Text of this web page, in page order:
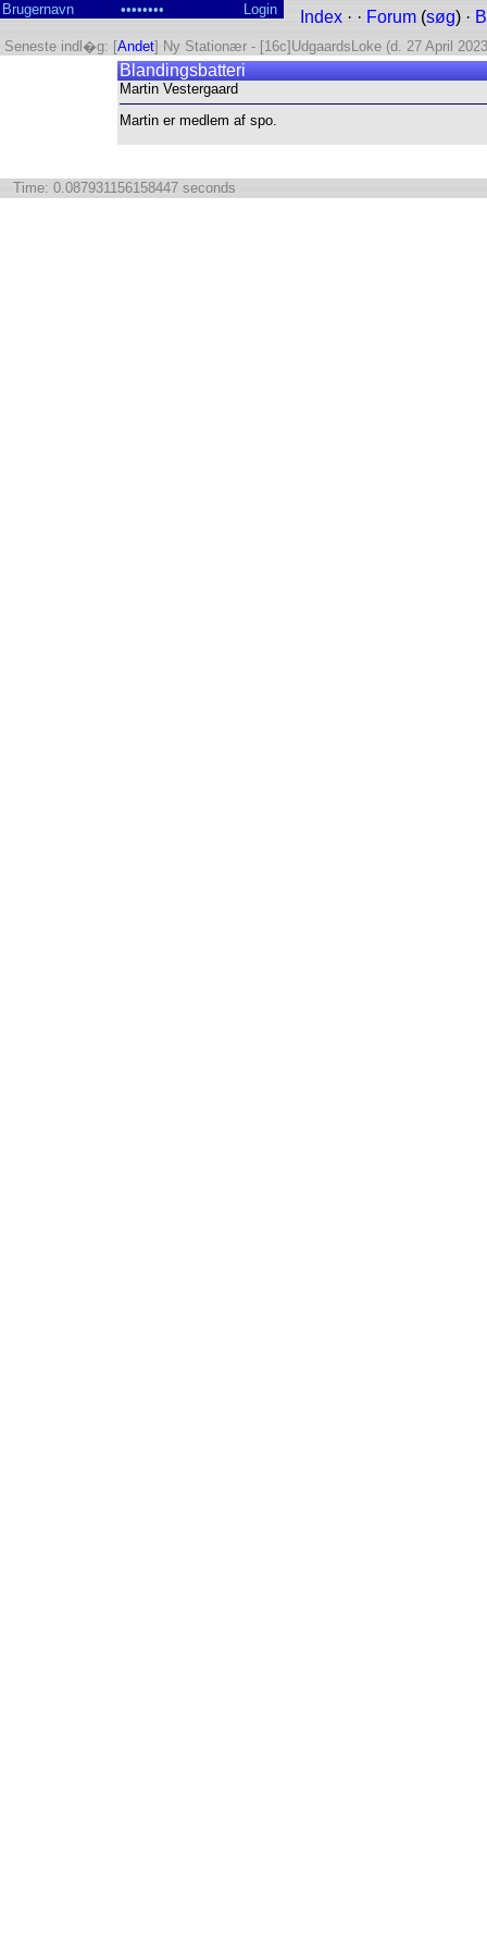
Index· · Forum(søg) ·
Seneste indl�g: [Andet] Ny Stationær - [16c]UdgaardsLoke (d. 27 April
Blandingsbatteri
Martin Vestergaard
Martin er medlem af spo.
Time: 0.087931156158447 seconds